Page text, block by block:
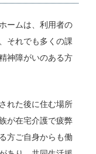
ームは、利用者の
それでも多くの課
神障がいのある方
れた後に住む場所
が在宅介護で疲弊
方ご自身からも働